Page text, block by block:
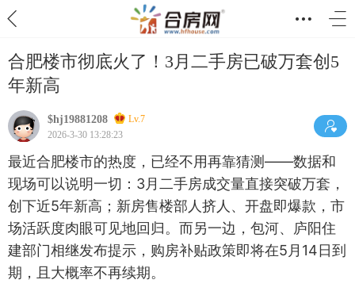
合肥楼市彻底火了！3月二手房已破万套创5
年新高
$hj19881208
Lv.7
2026-3-30 13:28:23
最近合肥楼市的热度，已经不用再靠猜测——数据和
现场可以说明一切：3月二手房成交量直接突破万套，
创下近5年新高；新房售楼部人挤人、开盘即爆款，市
场活跃度肉眼可见地回归。而另一边，包河、庐阳住
建部门相继发布提示，购房补贴政策即将在5月14日到
期，且大概率不再续期。